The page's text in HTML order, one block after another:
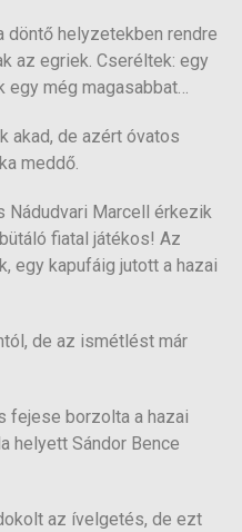
döntő helyzetekben rendre
az egriek. Cseréltek: egy
egy még magasabbat…
akad, de azért óvatos
meddő.
Nádudvari Marcell érkezik
fiatal játékos! Az
egy kapufáig jutott a hazai
de az ismétlést már
fejese borzolta a hazai
helyett Sándor Bence
az ívelgetés, de ezt